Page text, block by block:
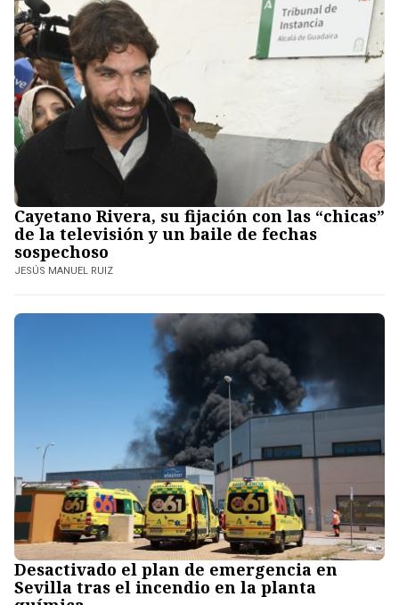
Cayetano Rivera, su fijación con las “chicas”
de la televisión y un baile de fechas
sospechoso
JESÚS MANUEL RUIZ
Desactivado el plan de emergencia en
Sevilla tras el incendio en la planta